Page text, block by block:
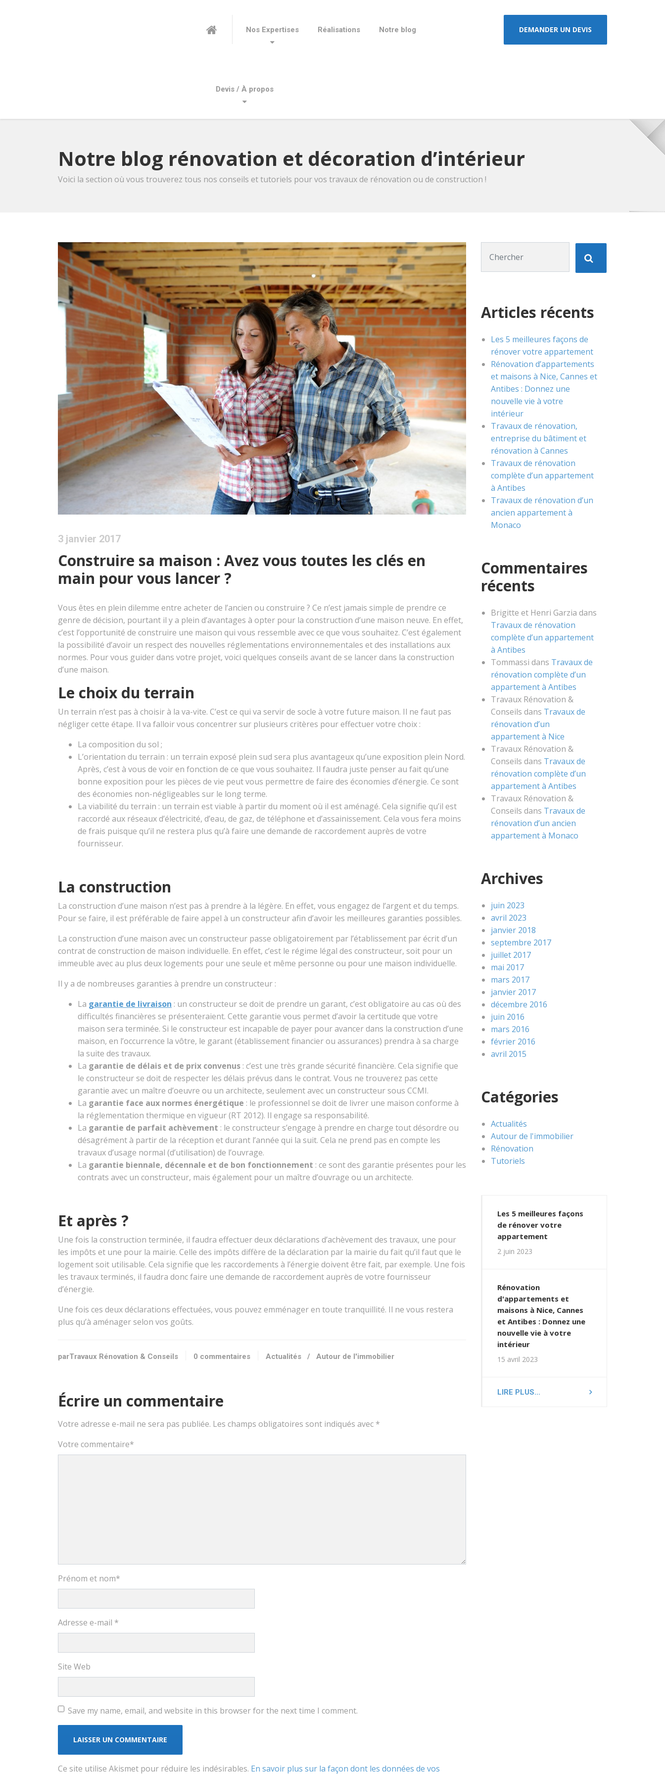
Nos Expertises Réalisations Notre blog
Devis / À propos
DEMANDER UN DEVIS
Notre blog rénovation et décoration d’intérieur
Voici la section où vous trouverez tous nos conseils et tutoriels pour vos travaux de rénovation ou de construction !
3 janvier 2017
Construire sa maison : Avez vous toutes les clés en
main pour vous lancer ?
Vous êtes en plein dilemme entre acheter de l’ancien ou construire ? Ce n’est jamais simple de prendre ce
genre de décision, pourtant il y a plein d’avantages à opter pour la construction d’une maison neuve. En effet,
c’est l’opportunité de construire une maison qui vous ressemble avec ce que vous souhaitez. C’est également
la possibilité d’avoir un respect des nouvelles réglementations environnementales et des installations aux
normes. Pour vous guider dans votre projet, voici quelques conseils avant de se lancer dans la construction
d’une maison.
Le choix du terrain
Un terrain n’est pas à choisir à la va-vite. C’est ce qui va servir de socle à votre future maison. Il ne faut pas
négliger cette étape. Il va falloir vous concentrer sur plusieurs critères pour effectuer votre choix :
La composition du sol ;
L’orientation du terrain : un terrain exposé plein sud sera plus avantageux qu’une exposition plein Nord.
Après, c’est à vous de voir en fonction de ce que vous souhaitez. Il faudra juste penser au fait qu’une
bonne exposition pour les pièces de vie peut vous permettre de faire des économies d’énergie. Ce sont
des économies non-négligeables sur le long terme.
La viabilité du terrain : un terrain est viable à partir du moment où il est aménagé. Cela signifie qu’il est
raccordé aux réseaux d’électricité, d’eau, de gaz, de téléphone et d’assainissement. Cela vous fera moins
de frais puisque qu’il ne restera plus qu’à faire une demande de raccordement auprès de votre
fournisseur.
La construction
La construction d’une maison n’est pas à prendre à la légère. En effet, vous engagez de l’argent et du temps.
Pour se faire, il est préférable de faire appel à un constructeur afin d’avoir les meilleures garanties possibles.
La construction d’une maison avec un constructeur passe obligatoirement par l’établissement par écrit d’un
contrat de construction de maison individuelle. En effet, c’est le régime légal des constructeur, soit pour un
immeuble avec au plus deux logements pour une seule et même personne ou pour une maison individuelle.
Il y a de nombreuses garanties à prendre un constructeur :
La garantie de livraison : un constructeur se doit de prendre un garant, c’est obligatoire au cas où des
difficultés financières se présenteraient. Cette garantie vous permet d’avoir la certitude que votre
maison sera terminée. Si le constructeur est incapable de payer pour avancer dans la construction d’une
maison, en l’occurrence la vôtre, le garant (établissement financier ou assurances) prendra à sa charge
la suite des travaux.
La garantie de délais et de prix convenus : c’est une très grande sécurité financière. Cela signifie que
le constructeur se doit de respecter les délais prévus dans le contrat. Vous ne trouverez pas cette
garantie avec un maître d’oeuvre ou un architecte, seulement avec un constructeur sous CCMI.
La garantie face aux normes énergétique : le professionnel se doit de livrer une maison conforme à
la réglementation thermique en vigueur (RT 2012). Il engage sa responsabilité.
La garantie de parfait achèvement : le constructeur s’engage à prendre en charge tout désordre ou
désagrément à partir de la réception et durant l’année qui la suit. Cela ne prend pas en compte les
travaux d’usage normal (d’utilisation) de l’ouvrage.
La garantie biennale, décennale et de bon fonctionnement : ce sont des garantie présentes pour les
contrats avec un constructeur, mais également pour un maître d’ouvrage ou un architecte.
Et après ?
Une fois la construction terminée, il faudra effectuer deux déclarations d’achèvement des travaux, une pour
les impôts et une pour la mairie. Celle des impôts diffère de la déclaration par la mairie du fait qu’il faut que le
logement soit utilisable. Cela signifie que les raccordements à l’énergie doivent être fait, par exemple. Une fois
les travaux terminés, il faudra donc faire une demande de raccordement auprès de votre fournisseur
d’énergie.
Une fois ces deux déclarations effectuées, vous pouvez emménager en toute tranquillité. Il ne vous restera
plus qu’à aménager selon vos goûts.
parTravaux Rénovation & Conseils 0 commentaires Actualités / Autour de l'immobilier
Écrire un commentaire
Votre adresse e-mail ne sera pas publiée. Les champs obligatoires sont indiqués avec *
Votre commentaire*
Prénom et nom*
Adresse e-mail *
Site Web
Save my name, email, and website in this browser for the next time I comment.
Ce site utilise Akismet pour réduire les indésirables. En savoir plus sur la façon dont les données de vos
Articles récents
Les 5 meilleures façons de
rénover votre appartement
Rénovation d’appartements
et maisons à Nice, Cannes et
Antibes : Donnez une
nouvelle vie à votre
intérieur
Travaux de rénovation,
entreprise du bâtiment et
rénovation à Cannes
Travaux de rénovation
complète d’un appartement
à Antibes
Travaux de rénovation d’un
ancien appartement à
Monaco
Commentaires
récents
Brigitte et Henri Garzia dans
Travaux de rénovation
complète d’un appartement
à Antibes
Tommassi dans Travaux de
rénovation complète d’un
appartement à Antibes
Travaux Rénovation &
Conseils dans Travaux de
rénovation d’un
appartement à Nice
Travaux Rénovation &
Conseils dans Travaux de
rénovation complète d’un
appartement à Antibes
Travaux Rénovation &
Conseils dans Travaux de
rénovation d’un ancien
appartement à Monaco
Archives
juin 2023
avril 2023
janvier 2018
septembre 2017
juillet 2017
mai 2017
mars 2017
janvier 2017
décembre 2016
juin 2016
mars 2016
février 2016
avril 2015
Catégories
Actualités
Autour de l'immobilier
Rénovation
Tutoriels
Les 5 meilleures façons
de rénover votre
appartement
2 juin 2023
Rénovation
d'appartements et
maisons à Nice, Cannes
et Antibes : Donnez une
nouvelle vie à votre
intérieur
15 avril 2023
LIRE PLUS...